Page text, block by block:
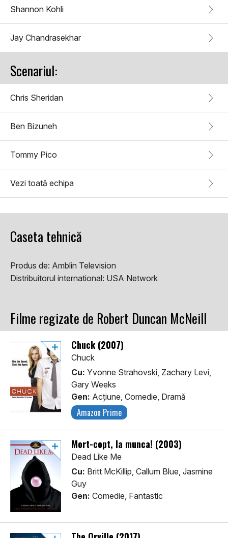
Shannon Kohli
Jay Chandrasekhar
Scenariul:
Chris Sheridan
Ben Bizuneh
Tommy Pico
Vezi toată echipa
Caseta tehnică
Produs de: Amblin Television
Distribuitorul international: USA Network
Filme regizate de Robert Duncan McNeill
Chuck (2007)
Chuck
Cu: Yvonne Strahovski, Zachary Levi,
Gary Weeks
Gen: Acţiune, Comedie, Dramă
Amazon Prime
Mort-copt, la munca! (2003)
Dead Like Me
Cu: Britt McKillip, Callum Blue, Jasmine
Guy
Gen: Comedie, Fantastic